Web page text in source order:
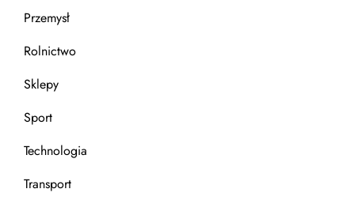
Przemysł
Rolnictwo
Sklepy
Sport
Technologia
Transport